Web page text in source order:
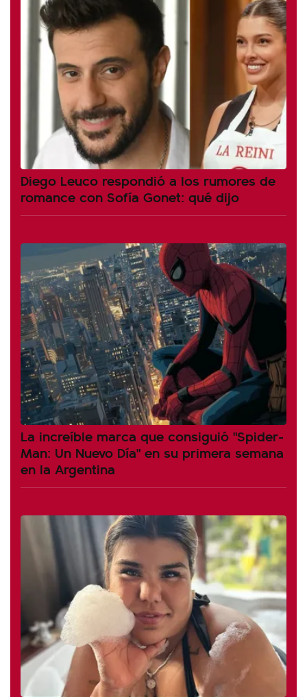
Diego Leuco respondió a los rumores de
romance con Sofía Gonet: qué dijo
La increíble marca que consiguió "Spider-
Man: Un Nuevo Día" en su primera semana
en la Argentina